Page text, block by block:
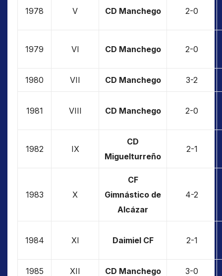
1978 V CD Manchego 2-0
1979 VI CD Manchego 2-0
1980 VII CD Manchego 3-2
1981 VIII CD Manchego 2-0
1982 IX
CD
Miguelturreño
2-1
1983 X
CF
Gimnástico de
Alcázar
4-2
1984 XI Daimiel CF 2-1
1985 XII CD Manchego 3-0